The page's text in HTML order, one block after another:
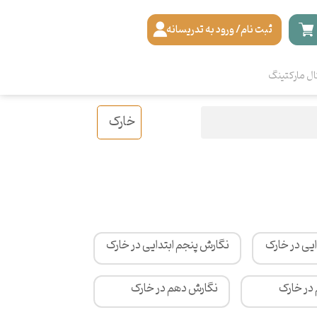
ثبت نام/ ورود به تدریسانه
مارکتینگ
خارک
در خارک نگارش پنجم ابتدایی در خارک
خارک نگارش دهم در خارک